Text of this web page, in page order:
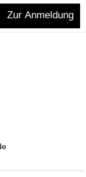
Zur Anmeldung